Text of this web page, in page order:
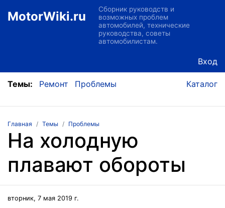
MotorWiki.ru
Сборник руководств и
возможных проблем
автомобилей, технические
руководства, советы
автомобилистам.
Вход
Темы: Ремонт Проблемы Каталог
Главная Темы Проблемы
На холодную
плавают обороты
вторник, 7 мая 2019 г.